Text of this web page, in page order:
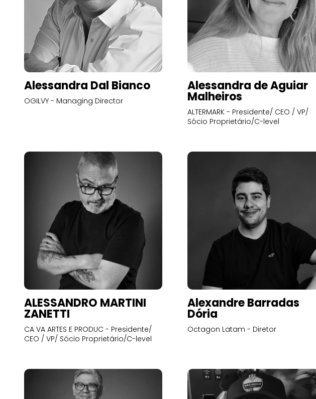
Alessandra Dal Bianco
OGILVY - Managing Director
Alessandra de Aguiar
Malheiros
ALTERMARK - Presidente/ CEO / VP/
Sócio Proprietário/C-level
ALESSANDRO MARTINI
ZANETTI
CA VA ARTES E PRODUC - Presidente/
CEO / VP/ Sócio Proprietário/C-level
Alexandre Barradas
Dória
Octagon Latam - Diretor